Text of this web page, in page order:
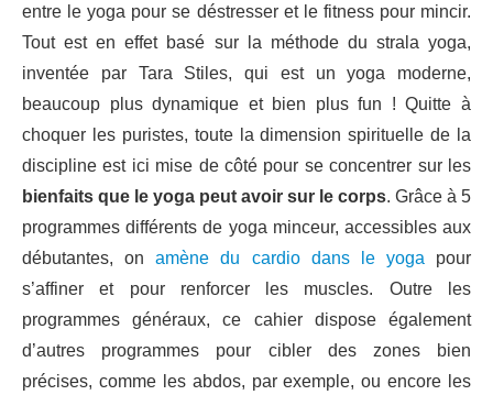
entre le yoga pour se déstresser et le fitness pour mincir.
Tout est en effet basé sur la méthode du strala yoga,
inventée par Tara Stiles, qui est un yoga moderne,
beaucoup plus dynamique et bien plus fun ! Quitte à
choquer les puristes, toute la dimension spirituelle de la
discipline est ici mise de côté pour se concentrer sur les
bienfaits que le yoga peut avoir sur le corps. Grâce à 5
programmes différents de yoga minceur, accessibles aux
débutantes, onamène du cardio dans le yoga pour
s’affiner et pour renforcer les muscles. Outre les
programmes généraux, ce cahier dispose également
d’autres programmes pour cibler des zones bien
précises, comme les abdos, par exemple, ou encore les